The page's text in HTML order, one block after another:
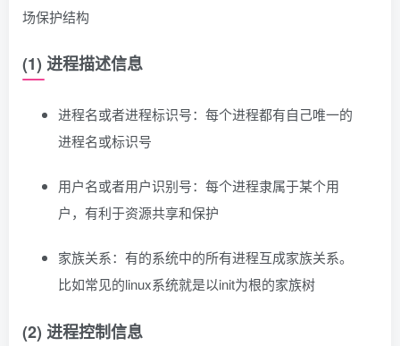
场保护结构
(1) 进程描述信息
进程名或者进程标识号：每个进程都有自己唯一的
进程名或标识号
用户名或者用户识别号：每个进程隶属于某个用
户，有利于资源共享和保护
家族关系：有的系统中的所有进程互成家族关系。
比如常见的linux系统就是以init为根的家族树
(2) 进程控制信息